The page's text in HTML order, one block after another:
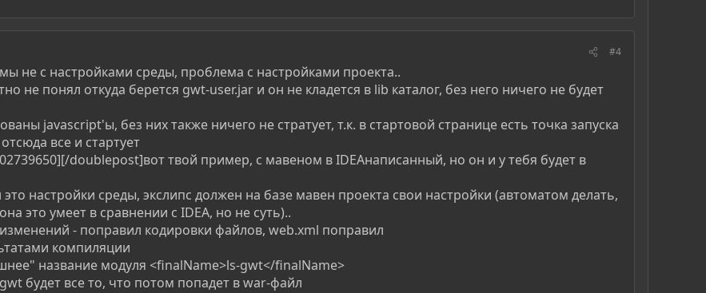
#4
не с настройками среды, проблема с настройками проекта..
не понял откуда берется gwt-user.jar и он не кладется в lib каталог, без него ничего не будет
javascript'ы, без них также ничего не стратует, т.к. в стартовой странице есть точка запуска
все и стартует
doublepost]вот твой пример, с мавеном в IDEAнаписанный, но он и у тебя будет в
это настройки среды, экслипс должен на базе мавен проекта свои настройки (автоматом делать,
это умеет в сравнении с IDEA, но не суть)..
- поправил кодировки файлов, web.xml поправил
компиляции
название модуля <finalName>ls-gwt</finalName>
будет все то, что потом попадет в war-файл